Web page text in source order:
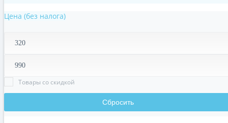
Цена (без налога)
Товары со скидкой
Сбросить